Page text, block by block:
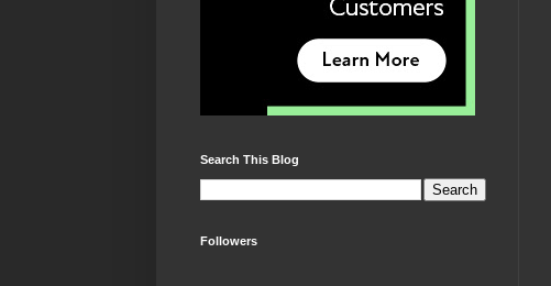
Search This Blog
Followers